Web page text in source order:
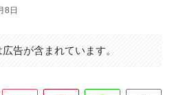
8日
告が含まれています。